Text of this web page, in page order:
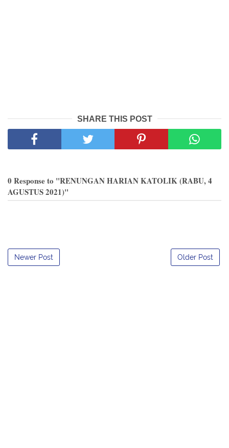
SHARE THIS POST
0 Response to "RENUNGAN HARIAN KATOLIK (RABU, 4
AGUSTUS 2021)"
Newer Post Older Post